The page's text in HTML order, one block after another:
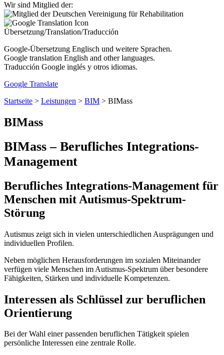
Wir sind Mitglied der:
Übersetzung/Translation/Traducción
Google-Übersetzung Englisch und weitere Sprachen.
Google translation English and other languages.
Traducción Google inglés y otros idiomas.
Google Translate
Startseite > Leistungen > BIM > BIMass
BIMass
BIMass – Berufliches Integrations-
Management
Berufliches Integrations-Management für
Menschen mit Autismus-Spektrum-
Störung
Autismus zeigt sich in vielen unterschiedlichen Ausprägungen und
individuellen Profilen.
Neben möglichen Herausforderungen im sozialen Miteinander
verfügen viele Menschen im Autismus-Spektrum über besondere
Fähigkeiten, Stärken und individuelle Kompetenzen.
Interessen als Schlüssel zur beruflichen
Orientierung
Bei der Wahl einer passenden beruflichen Tätigkeit spielen
persönliche Interessen eine zentrale Rolle.